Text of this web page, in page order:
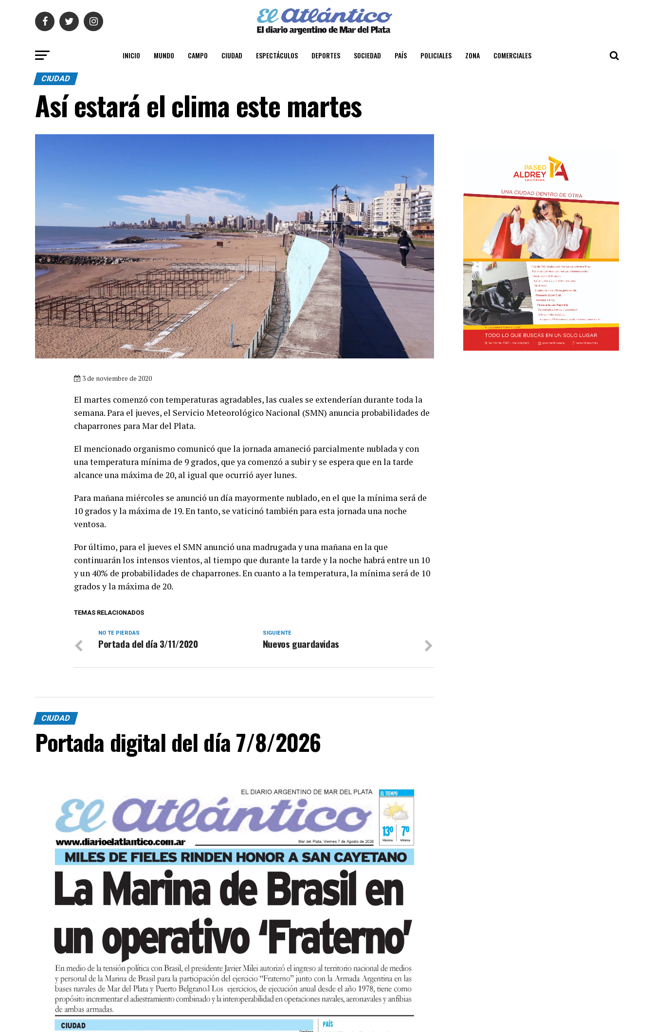
INICIO MUNDO CAMPO CIUDAD ESPECTÁCULOS DEPORTES SOCIEDAD PAÍS POLICIALES ZONA COMERCIALES
CIUDAD
Así estará el clima este martes
3 de noviembre de 2020
El martes comenzó con temperaturas agradables, las cuales se extenderían durante toda la
semana. Para el jueves, el Servicio Meteorológico Nacional (SMN) anuncia probabilidades de
chaparrones para Mar del Plata.
El mencionado organismo comunicó que la jornada amaneció parcialmente nublada y con
una temperatura mínima de 9 grados, que ya comenzó a subir y se espera que en la tarde
alcance una máxima de 20, al igual que ocurrió ayer lunes.
Para mañana miércoles se anunció un día mayormente nublado, en el que la mínima será de
10 grados y la máxima de 19. En tanto, se vaticinó también para esta jornada una noche
ventosa.
Por último, para el jueves el SMN anunció una madrugada y una mañana en la que
continuarán los intensos vientos, al tiempo que durante la tarde y la noche habrá entre un 10
y un 40% de probabilidades de chaparrones. En cuanto a la temperatura, la mínima será de 10
grados y la máxima de 20.
TEMAS RELACIONADOS
SIGUIENTE
Nuevos guardavidas
NO TE PIERDAS
Portada del día 3/11/2020
CIUDAD
Portada digital del día 7/8/2026